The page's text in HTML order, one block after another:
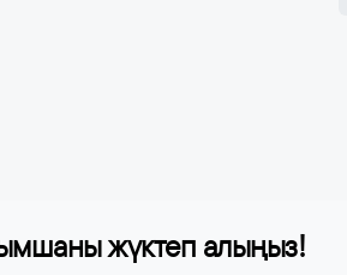
жүктеп алыңыз!